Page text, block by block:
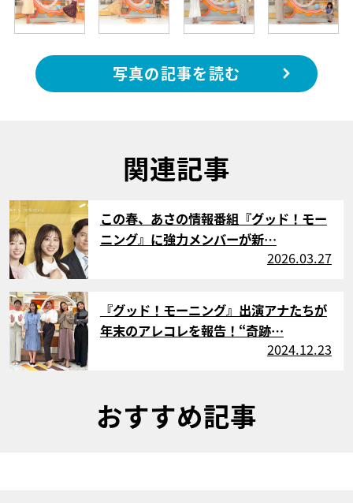
写真の記事を読む
関連記事
サムネイル
この春、あさの情報番組『グッド！モー
ニング』に強力メンバーが新…
2026.03.27
サムネイル
『グッド！モーニング』出演アナたちが
年末のアレコレを報告！“奇跡…
2024.12.23
おすすめ記事